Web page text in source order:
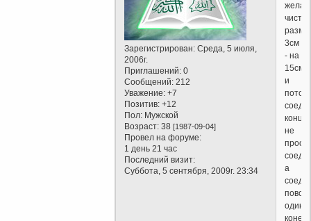
Зарегистрирован: Среда, 5 июля,
2006г.
Приглашений: 0
Сообщений: 212
Уважение: +7
Позитив: +12
Пол: Мужской
Возраст: 38[1987-09-04]
Провел на форуме:
1 день 21 час
Последний визит:
Суббота, 5 сентября, 2009г. 23:34
3см
- на
15см,
и
потом
концы,
не
а
один
конец